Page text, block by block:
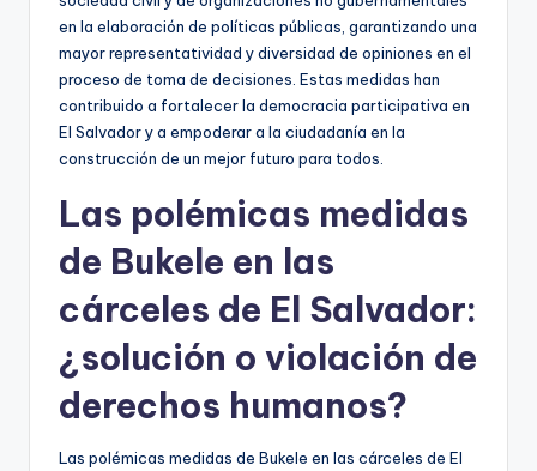
en la elaboración de políticas públicas, garantizando una
mayor representatividad y diversidad de opiniones en el
proceso de toma de decisiones. Estas medidas han
contribuido a fortalecer la democracia participativa en
El Salvador y a empoderar a la ciudadanía en la
construcción de un mejor futuro para todos.
Las polémicas medidas
de Bukele en las
cárceles de El Salvador:
¿solución o violación de
derechos humanos?
Las polémicas medidas de Bukele en las cárceles de El